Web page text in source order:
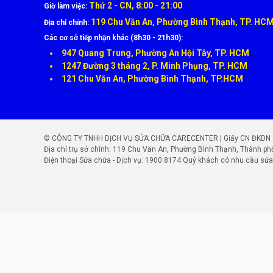
Giờ làm việc: Thứ 2 - CN, 8:00 - 21:00
Địa chỉ chính: 119 Chu Văn An, Phường Bình Thạnh, TP. HCM
Các cơ sở tiếp nhận khác (8h30 - 21h30):
947 Quang Trung, Phường An Hội Tây, TP. HCM
1247 Đường 3 tháng 2, P. Minh Phụng, TP. HCM
121 Chu Văn An, Phường Bình Thạnh, TP.HCM
© CÔNG TY TNHH DỊCH VỤ SỬA CHỮA CARECENTER | Giấy CN
Địa chỉ trụ sở chính: 119 Chu Văn An, Phường Bình Thạnh, Thành
Điện thoại Sửa chữa - Dịch vụ: 1900 8174 Quý khách có nhu cầu